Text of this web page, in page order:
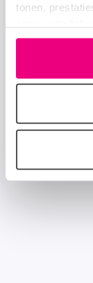
tonen,
moment
linksonder
in het tabblad